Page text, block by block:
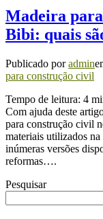
Madeira
Bibi: quais
Publicado poradmin
para construção civil
Tempo de leitura: 4
Com ajuda deste
para construção civil
materiais utilizados
inúmeras versões
reformas….
Pesquisar